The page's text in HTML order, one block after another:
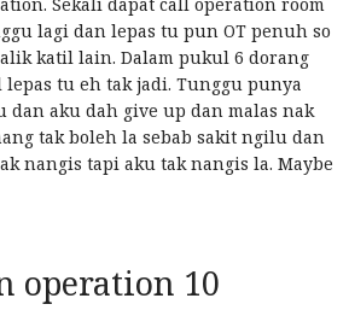
lagi dan lepas tu pun OT penuh so
katil lain. Dalam pukul 6 dorang
tu eh tak jadi. Tunggu punya
aku dah give up dan malas nak
tak boleh la sebab sakit ngilu dan
nangis tapi aku tak nangis la. Maybe
operation 10